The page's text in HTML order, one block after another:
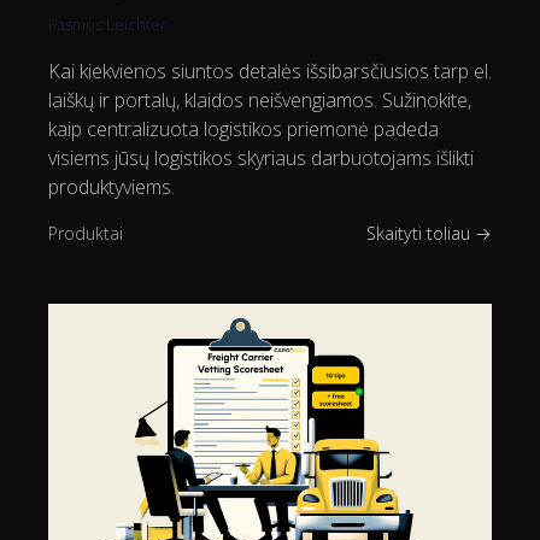
Rasmus Leichter
Kai kiekvienos siuntos detalės išsibarsčiusios tarp el.
laiškų ir portalų, klaidos neišvengiamos. Sužinokite,
kaip centralizuota logistikos priemonė padeda
visiems jūsų logistikos skyriaus darbuotojams išlikti
produktyviems.
Produktai Skaityti toliau →